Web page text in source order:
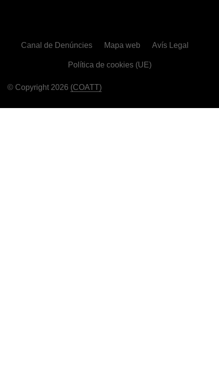
© Copyright 2026 (COATT)
Canal de Denúncies Mapa web Avís Legal
Política de cookies (UE)